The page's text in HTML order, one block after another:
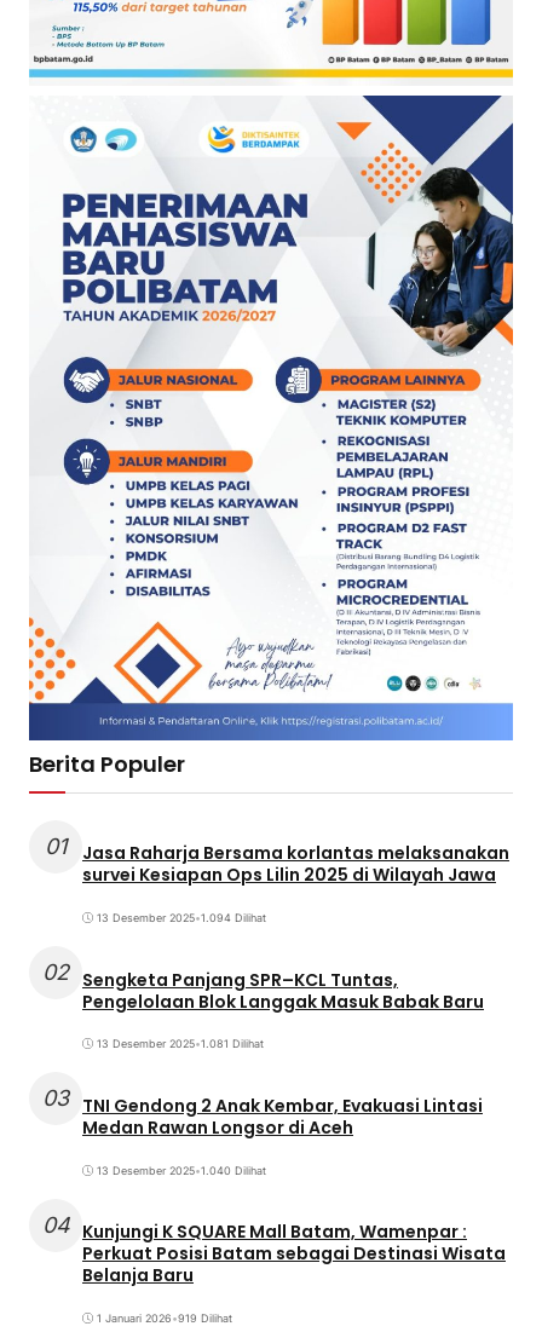
Berita Populer
01
Jasa Raharja Bersama korlantas melaksanakan
survei Kesiapan Ops Lilin 2025 di Wilayah Jawa
13 Desember 2025•1.094 Dilihat
02 Sengketa Panjang SPR–KCL Tuntas,
Pengelolaan Blok Langgak Masuk Babak Baru
13 Desember 2025•1.081 Dilihat
03 TNI Gendong 2 Anak Kembar, Evakuasi Lintasi
Medan Rawan Longsor di Aceh
13 Desember 2025•1.040 Dilihat
04 Kunjungi K SQUARE Mall Batam, Wamenpar :
Perkuat Posisi Batam sebagai Destinasi Wisata
Belanja Baru
1 Januari 2026•919 Dilihat